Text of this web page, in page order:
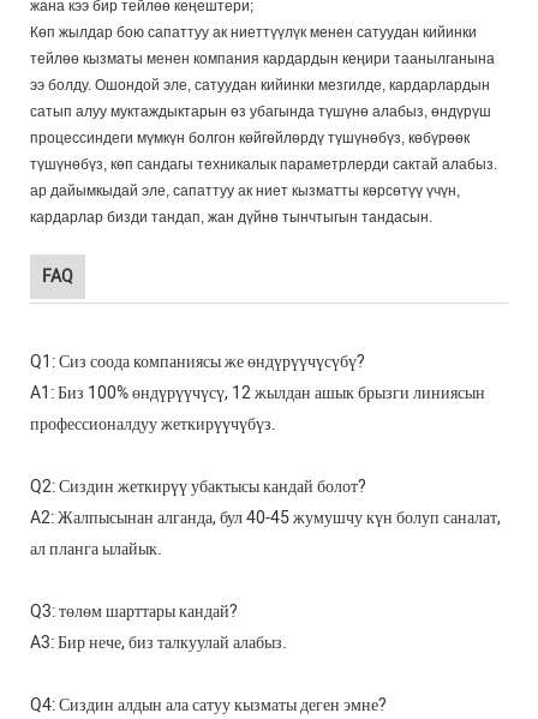
жана кээ бир тейлөө кеңештери;
Көп жылдар бою сапаттуу ак ниеттүүлүк менен сатуудан кийинки
тейлөө кызматы менен компания кардардын кеңири таанылганына
ээ болду. Ошондой эле, сатуудан кийинки мезгилде, кардарлардын
сатып алуу муктаждыктарын өз убагында түшүнө алабыз, өндүрүш
процессиндеги мүмкүн болгон көйгөйлөрдү түшүнөбүз, көбүрөөк
түшүнөбүз, көп сандагы техникалык параметрлерди сактай алабыз.
ар дайымкыдай эле, сапаттуу ак ниет кызматты көрсөтүү үчүн,
кардарлар бизди тандап, жан дүйнө тынчтыгын тандасын.
FAQ
Q1: Сиз соода компаниясы же өндүрүүчүсүбү?
A1: Биз 100% өндүрүүчүсү, 12 жылдан ашык брызги линиясын
профессионалдуу жеткирүүчүбүз.
Q2: Сиздин жеткирүү убактысы кандай болот?
A2: Жалпысынан алганда, бул 40-45 жумушчу күн болуп саналат,
ал планга ылайык.
Q3: төлөм шарттары кандай?
A3: Бир нече, биз талкуулай алабыз.
Q4: Сиздин алдын ала сатуу кызматы деген эмне?